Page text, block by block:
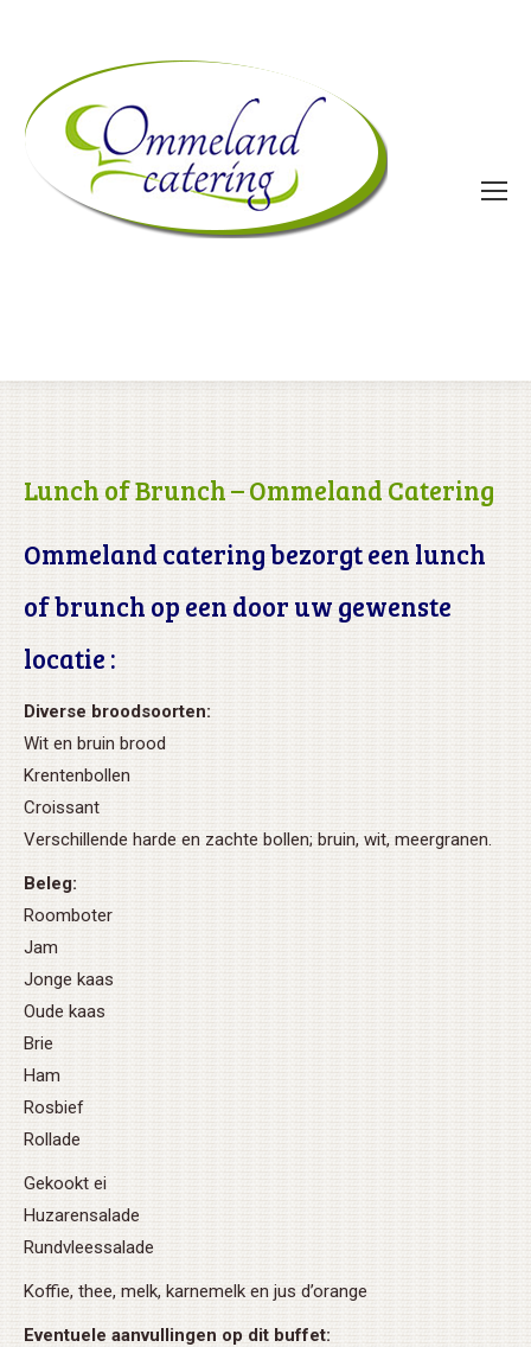
Lunch of Brunch – Ommeland Catering
Ommeland catering bezorgt een lunch
of brunch op een door uw gewenste
locatie :
Diverse broodsoorten:
Wit en bruin brood
Krentenbollen
Croissant
Verschillende harde en zachte bollen; bruin, wit, meergranen.
Beleg:
Roomboter
Jam
Jonge kaas
Oude kaas
Brie
Ham
Rosbief
Rollade
Gekookt ei
Huzarensalade
Rundvleessalade
Koffie, thee, melk, karnemelk en jus d’orange
Eventuele aanvullingen op dit buffet: